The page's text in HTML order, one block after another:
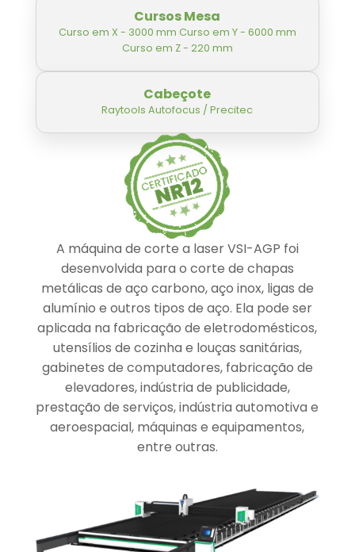
Cursos Mesa
Curso em X - 3000 mm Curso em Y - 6000 mm
Curso em Z - 220 mm
Cabeçote
Raytools Autofocus / Precitec
A máquina de corte a laser VSI-AGP foi
desenvolvida para o corte de chapas
metálicas de aço carbono, aço inox, ligas de
alumínio e outros tipos de aço. Ela pode ser
aplicada na fabricação de eletrodomésticos,
utensílios de cozinha e louças sanitárias,
gabinetes de computadores, fabricação de
elevadores, indústria de publicidade,
prestação de serviços, indústria automotiva e
aeroespacial, máquinas e equipamentos,
entre outras.